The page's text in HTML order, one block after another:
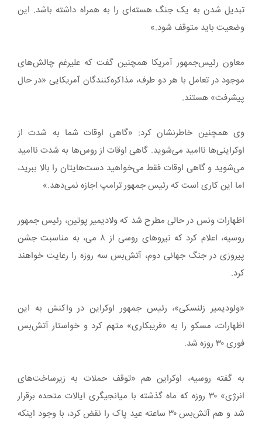
تبدیل شدن به یک جنگ هسته‌ای را به همراه داشته باشد. این
وضعیت باید متوقف شود.»
معاون رئیس‌جمهور آمریکا همچنین گفت که علیرغم چالش‌های
موجود در تعامل با هر دو طرف، مذاکره‌کنندگان آمریکایی «در حال
پیشرفت» هستند.
وی همچنین خاطرنشان کرد: «گاهی اوقات شما به شدت از
اوکراینی‌ها ناامید می‌شوید. گاهی اوقات از روس‌ها به شدت ناامید
می‌شوید و گاهی اوقات فقط می‌خواهید دست‌هایتان را بالا ببرید،
اما این کاری است که رئیس جمهور ترامپ اجازه نمی‌دهد.»
اظهارات ونس در حالی مطرح شد که ولادیمیر پوتین، رئیس جمهور
روسیه، اعلام کرد که نیروهای روسی از ۸ می، به مناسبت جشن
پیروزی در جنگ جهانی دوم، آتش‌بس سه روزه را رعایت خواهند
کرد.
«ولودیمیر زلنسکی»، رئیس جمهور اوکراین در واکنش به این
اظهارات، مسکو را به «فریبکاری» متهم کرد و خواستار آتش‌بس
فوری ۳۰ روزه شد.
به گفته روسیه، اوکراین هم «توقف حملات به زیرساخت‌های
انرژی» ۳۰ روزه که ماه گذشته با میانجیگری ایالات متحده برقرار
شد و هم آتش‌بس ۳۰ ساعته عید پاک را نقض کرد، با وجود اینکه